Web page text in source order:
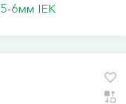
6мм IEK